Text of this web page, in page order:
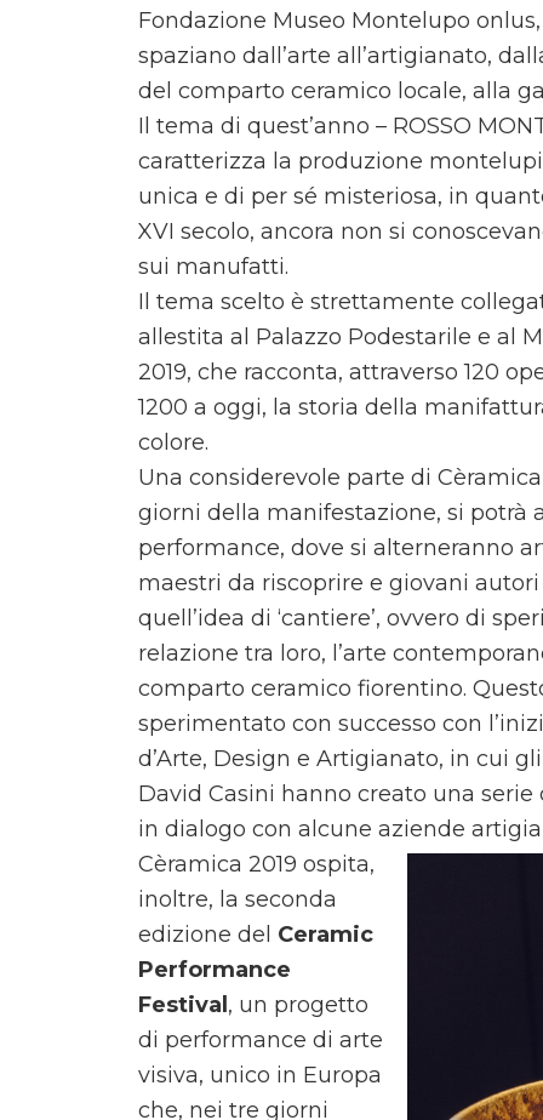
Fondazione Museo Montelupo
spaziano dall’arte all’artigianato,
del comparto ceramico locale, alla
Il tema di quest’anno – ROSSO
caratterizza la produzione
unica e di per sé misteriosa, in
XVI secolo, ancora non si
sui manufatti.
Il tema scelto è strettamente
allestita al Palazzo Podestarile e al
2019, che racconta, attraverso 120
1200 a oggi, la storia della
colore.
Una considerevole parte di
giorni della manifestazione, si potrà
performance, dove si alterneranno
maestri da riscoprire e giovani
quell’idea di ‘cantiere’, ovvero di
relazione tra loro, l’arte
comparto ceramico fiorentino.
sperimentato con successo con
d’Arte, Design e Artigianato, in cui
David Casini hanno creato una
in dialogo con alcune aziende
Cèramica 2019 ospita,
inoltre, la seconda
edizione del Ceramic
Performance
Festival , un progetto
di performance di arte
visiva, unico in Europa
che, nei tre giorni